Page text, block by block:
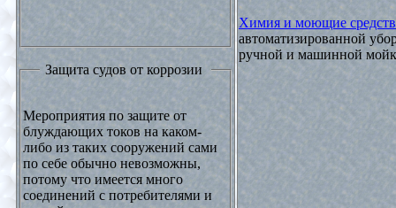
Защита судов от коррозии
Мероприятия по защите от
блуждающих токов на каком-
либо из таких сооружений сами
по себе обычно невозможны,
потому что имеется много
соединений с потребителями и
Химия и моющие
автоматизированной
ручной и машинной